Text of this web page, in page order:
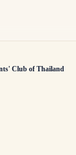
Club of Thailand